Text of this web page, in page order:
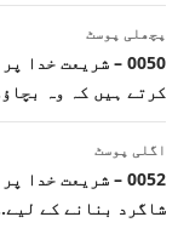
پوسٹوں
کی
نیویگیشن
پچھلی پوسٹ
0050 – شریعت
کرتے ہیں کہ وہ
اگلی پوسٹ
0052 – شریعت
شاگرد بنانے کے